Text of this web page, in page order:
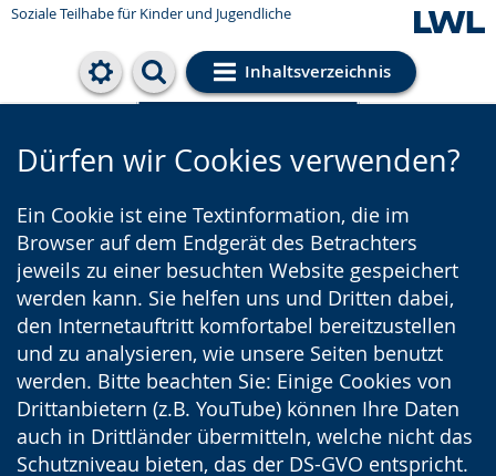
Soziale Teilhabe für Kinder und Jugendliche
Inhaltsverzeichnis
Cookie-Einstellungen
Dürfen wir Cookies verwenden?
Ein Cookie ist eine Textinformation, die im
Browser auf dem Endgerät des Betrachters
jeweils zu einer besuchten Website gespeichert
werden kann. Sie helfen uns und Dritten dabei,
den Internetauftritt komfortabel bereitzustellen
und zu analysieren, wie unsere Seiten benutzt
werden. Bitte beachten Sie: Einige Cookies von
Drittanbietern (z.B. YouTube) können Ihre Daten
auch in Drittländer übermitteln, welche nicht das
Schutzniveau bieten, das der DS-GVO entspricht.